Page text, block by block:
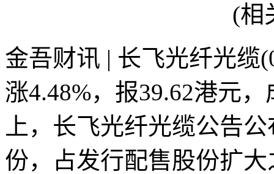
(相
金吾财讯 | 长飞光纤光缆
涨4.48%，报39.62港元
上，长飞光纤光缆公告
份，占发行配售股份扩